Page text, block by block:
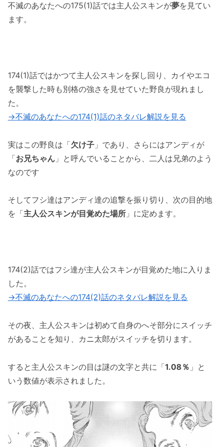
不滅のあなたへの175(1)話では主人公スキンが夢を見てい
ます。
174(1)話ではかつて主人公スキンを探し回り、カイやエコ
を襲撃した時も別格の強さを見せていた野良が現れまし
た。
→不滅のあなたへの174(1)話のネタバレ解説を見る
実はこの野良は「欠け子 」であり、さらにはアンディが
「お兄ちゃん 」と呼んでいることから、二人は兄弟のよう
なのです
そしてフシ達はアンディ達の追撃を振り切り、次の目的地
を「主人公スキンが目覚めた場所 」に定めます。
174(2)話ではフシ達が主人公スキンが目覚めた地に入りま
した。
→不滅のあなたへの174(2)話のネタバレ解説を見る
その夜、主人公スキンは初めて自身のへそ部分にスイッチ
があることを知り、カニ太郎がスイッチを切ります。
すると主人公スキンの目は謎の文字と共に「1.08％ 」と
いう数値が表示されました。